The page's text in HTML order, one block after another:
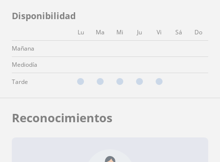
Disponibilidad
Lu Ma Mi Ju Vi Sá
Do
Mañana
Mediodía
Tarde
Reconocimientos